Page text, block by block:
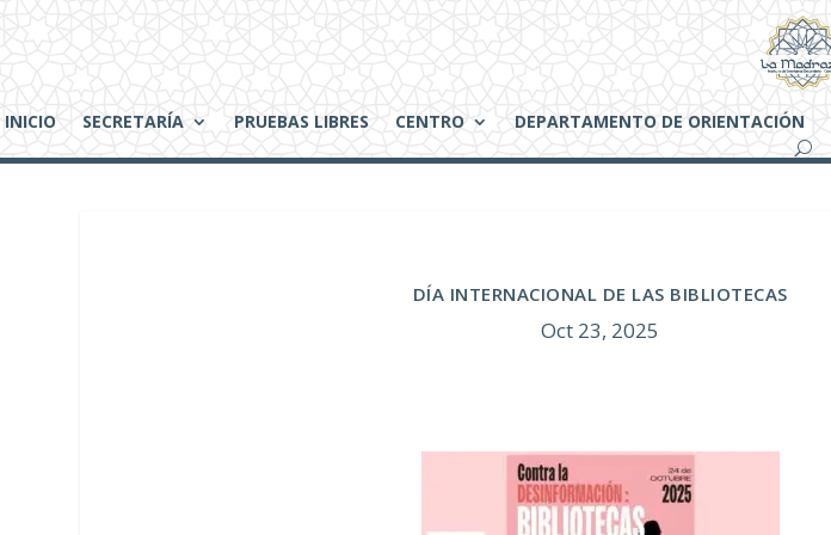
INICIO SECRETARÍA PRUEBAS LIBRES CENTRO DEPARTAMENTO DE ORIENTACIÓN
DÍA INTERNACIONAL DE LAS BIBLIOTECAS
Oct 23, 2025